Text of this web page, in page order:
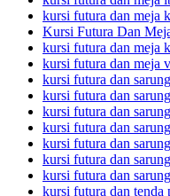
kursi futura dan meja
Kursi Futura Dan
kursi futura dan meja
kursi futura dan meja
kursi futura dan
kursi futura dan
kursi futura dan
kursi futura dan
kursi futura dan
kursi futura dan
kursi futura dan
kursi futura dan tenda